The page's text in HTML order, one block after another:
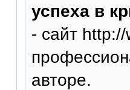
успеха в
- сайт
авторе.